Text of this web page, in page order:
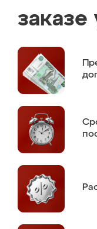
заказе